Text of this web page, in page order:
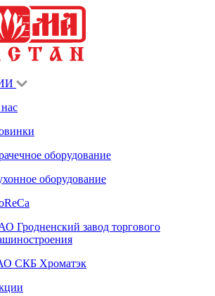
оборудование
оборудование
Гродненский завод торгового
СКБ Хроматэк